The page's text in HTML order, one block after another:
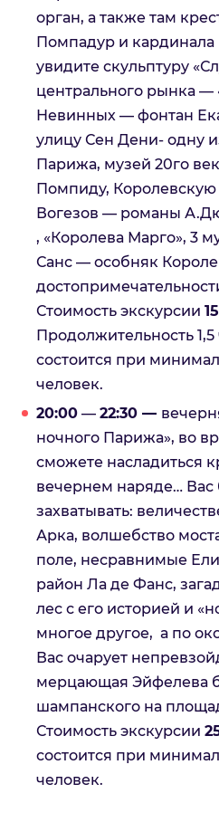
орган, а также там
Помпадур и
увидите скульптуру
центрального рынка —
Невинных — фонтан
улицу Сен Дени- одну
Парижа, музей 20го
Помпиду,
Вогезов — романы
, «Королева Марго», 3
Санс — особняк
Стоимость экскурсии
Продолжительность 1,5
состоится при
человек.
20:00 — 22:30 —
ночного Парижа», во
сможете насладиться
вечернем наряде… Вас
захватывать:
Арка, волшебство
поле, несравнимые
район Ла де Фанс,
лес с его историей и
многое другое, а по
Вас очарует
мерцающая Эйфелева
шампанского на
Стоимость экскурсии
состоится при
человек.